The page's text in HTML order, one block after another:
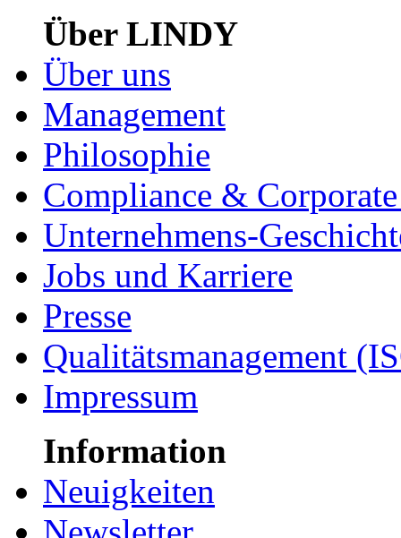
Über LINDY
Über uns
Management
Philosophie
Compliance &
Unternehmens-
Jobs und Karriere
Presse
Qualitätsmanagement
Impressum
Information
Neuigkeiten